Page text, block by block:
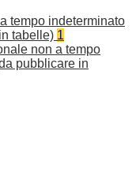
tempo indeterminato
tabelle) 1
non a tempo
pubblicare in